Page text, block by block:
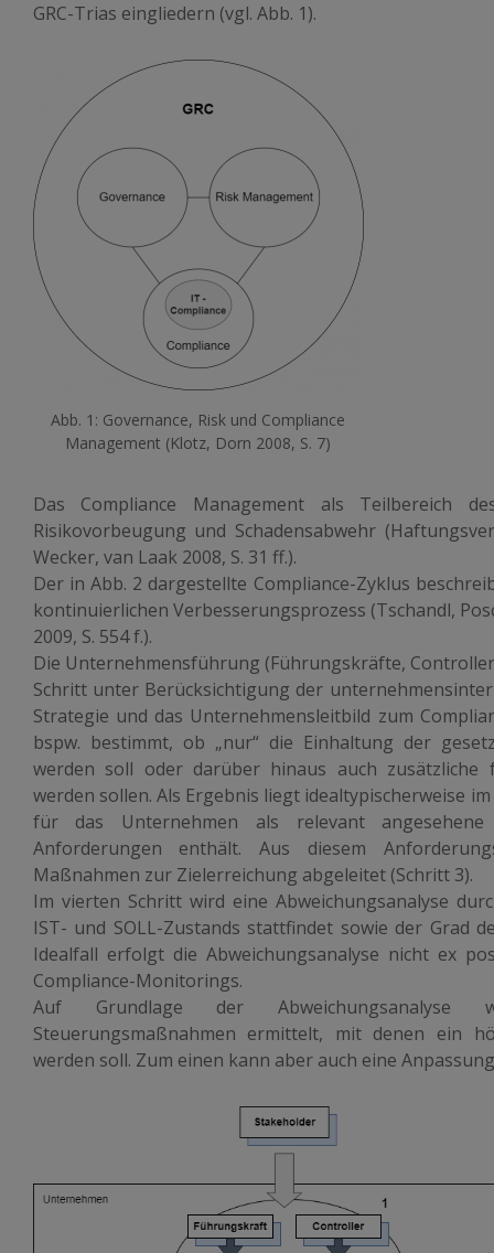
GRC-Trias eingliedern (vgl. Abb. 1).
Abb. 1: Governance, Risk und Compliance
Management (Klotz, Dorn 2008, S. 7)
Das Compliance Management als Teilbereich
Risikovorbeugung und Schadensabwehr
Wecker, van Laak 2008, S. 31 ff.).
Der in Abb. 2 dargestellte Compliance-Zyklus
kontinuierlichen Verbesserungsprozess (Tschandl,
2009, S. 554 f.).
Die Unternehmensführung (Führungskräfte,
Schritt unter Berücksichtigung der
Strategie und das Unternehmensleitbild zum
bspw. bestimmt, ob „nur“ die Einhaltung der
werden soll oder darüber hinaus auch zusätzliche
werden sollen. Als Ergebnis liegt idealtypischerweise
für das Unternehmen als relevant
Anforderungen enthält. Aus diesem
Maßnahmen zur Zielerreichung abgeleitet (Schritt 3).
Im vierten Schritt wird eine Abweichungsanalyse
IST- und SOLL-Zustands stattfindet sowie der Grad
Idealfall erfolgt die Abweichungsanalyse nicht ex
Compliance-Monitorings.
Auf Grundlage der
Steuerungsmaßnahmen ermittelt, mit denen ein
werden soll. Zum einen kann aber auch eine